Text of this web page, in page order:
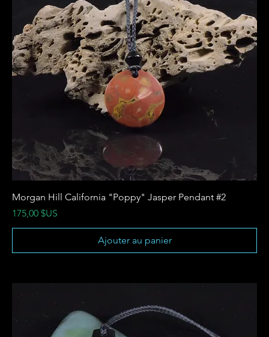
Morgan Hill California "Poppy" Jasper Pendant #2
Prix
175,00 $US
Ajouter au panier